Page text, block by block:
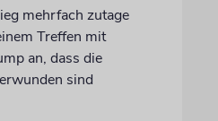
mehrfach zutage
Treffen mit
an, dass die
sind